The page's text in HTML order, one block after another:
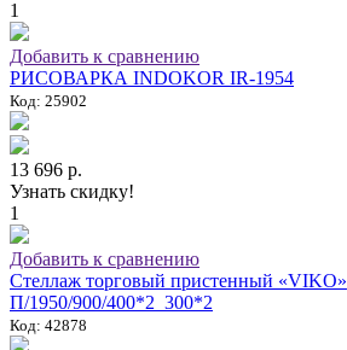
1
Добавить к сравнению
РИСОВАРКА INDOKOR IR-1954
Код: 25902
13 696 р.
Узнать скидку!
1
Добавить к сравнению
Стеллаж торговый пристенный «VIKO»
П/1950/900/400*2_300*2
Код: 42878